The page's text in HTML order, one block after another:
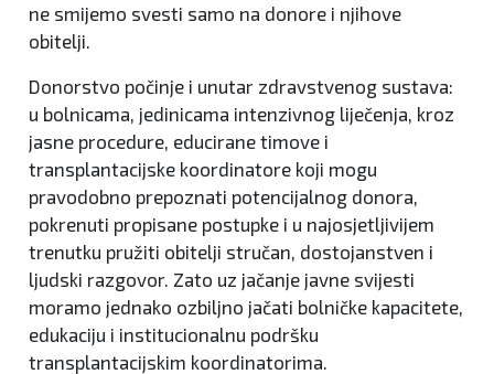
ne smijemo svesti samo na donore i njihove
obitelji.
Donorstvo počinje i unutar zdravstvenog sustava:
u bolnicama, jedinicama intenzivnog liječenja, kroz
jasne procedure, educirane timove i
transplantacijske koordinatore koji mogu
pravodobno prepoznati potencijalnog donora,
pokrenuti propisane postupke i u najosjetljivijem
trenutku pružiti obitelji stručan, dostojanstven i
ljudski razgovor. Zato uz jačanje javne svijesti
moramo jednako ozbiljno jačati bolničke kapacitete,
edukaciju i institucionalnu podršku
transplantacijskim koordinatorima.